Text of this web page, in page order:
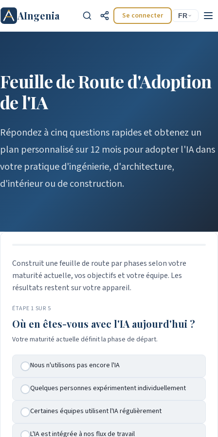
AIngenia Se connecter FR
Feuille de Route d'Adoption
de l'IA
Répondez à cinq questions rapides et obtenez un
plan personnalisé sur 12 mois pour adopter l'IA dans
votre pratique d'ingénierie, d'architecture,
d'intérieur ou de construction.
Construit une feuille de route par phases selon votre
maturité actuelle, vos objectifs et votre équipe. Les
résultats restent sur votre appareil.
ÉTAPE 1 SUR 5
Où en êtes-vous avec l'IA aujourd'hui ?
Votre maturité actuelle définit la phase de départ.
Nous n'utilisons pas encore l'IA
Quelques personnes expérimentent individuellement
Certaines équipes utilisent l'IA régulièrement
L'IA est intégrée à nos flux de travail